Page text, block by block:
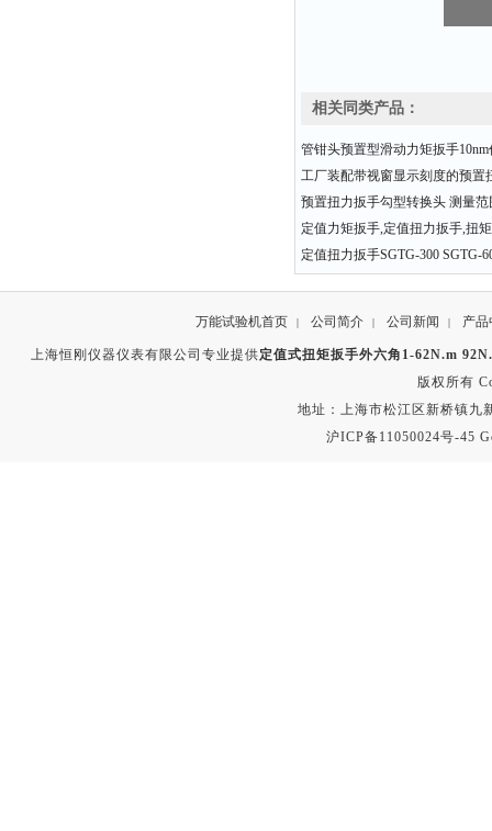
相关同类产品：
管钳头预置型滑动力矩扳手
工厂装配带视窗显示刻度的预置
预置扭力扳手勾型转换头 测量范
定值力矩扳手,定值扭力扳手,扭
定值扭力扳手SGTG-300 SGTG-
万能试验机首页 | 公司简介 | 公司新闻 | 产品
上海恒刚仪器仪表有限公司专业提供定值式扭矩扳手外六角1-62N.m
版权所有
地址：上海市松江区新桥镇九
沪ICP备11050024号-45